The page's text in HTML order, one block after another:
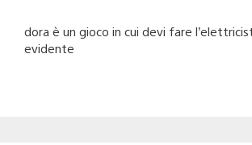
dora è un gioco in cui devi fare
evidente